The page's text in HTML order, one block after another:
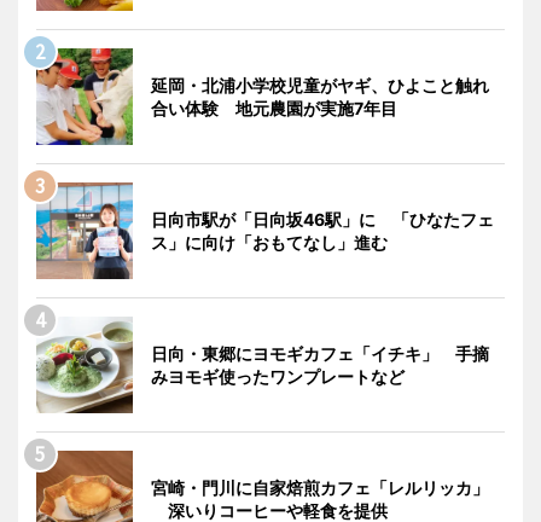
延岡・北浦小学校児童がヤギ、ひよこと触れ
合い体験 地元農園が実施7年目
日向市駅が「日向坂46駅」に 「ひなたフェ
ス」に向け「おもてなし」進む
日向・東郷にヨモギカフェ「イチキ」 手摘
みヨモギ使ったワンプレートなど
宮崎・門川に自家焙煎カフェ「レルリッカ」
深いりコーヒーや軽食を提供